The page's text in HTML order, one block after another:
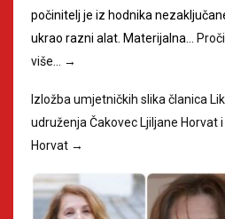
počinitelj je iz hodnika
ukrao razni alat. Materijalna…
više…
→
Izložba umjetničkih slika članica
udruženja Čakovec Ljiljane Horvat i
Horvat →